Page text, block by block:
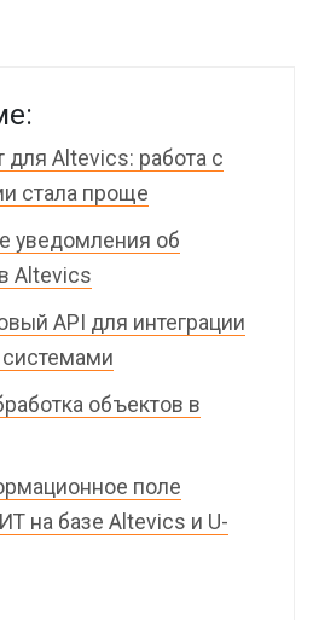
для Altevics: работа с
стала проще
уведомления об
Altevics
API для интеграции
объектов в
поле
на базе Altevics и U-